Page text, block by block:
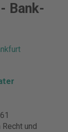
Bank-
Recht und